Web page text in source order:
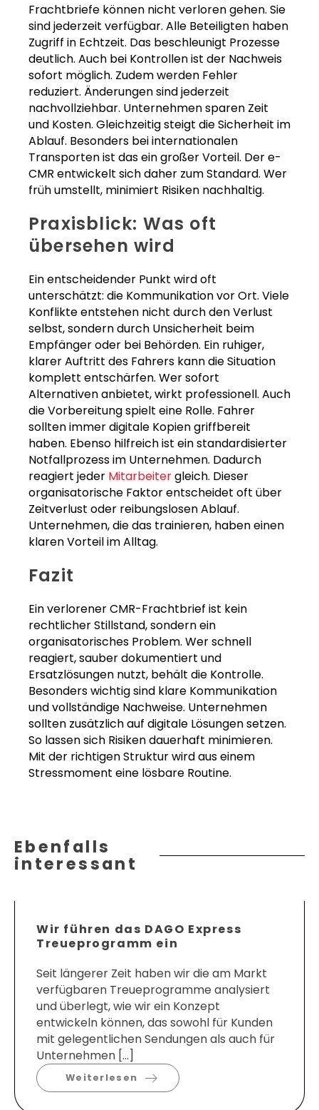
Frachtbriefe können nicht verloren gehen. Sie
sind jederzeit verfügbar. Alle Beteiligten haben
Zugriff in Echtzeit. Das beschleunigt Prozesse
deutlich. Auch bei Kontrollen ist der Nachweis
sofort möglich. Zudem werden Fehler
reduziert. Änderungen sind jederzeit
nachvollziehbar. Unternehmen sparen Zeit
und Kosten. Gleichzeitig steigt die Sicherheit im
Ablauf. Besonders bei internationalen
Transporten ist das ein großer Vorteil. Der e-
CMR entwickelt sich daher zum Standard. Wer
früh umstellt, minimiert Risiken nachhaltig.
Praxisblick: Was oft
übersehen wird
Ein entscheidender Punkt wird oft
unterschätzt: die Kommunikation vor Ort. Viele
Konflikte entstehen nicht durch den Verlust
selbst, sondern durch Unsicherheit beim
Empfänger oder bei Behörden. Ein ruhiger,
klarer Auftritt des Fahrers kann die Situation
komplett entschärfen. Wer sofort
Alternativen anbietet, wirkt professionell. Auch
die Vorbereitung spielt eine Rolle. Fahrer
sollten immer digitale Kopien griffbereit
haben. Ebenso hilfreich ist ein standardisierter
Notfallprozess im Unternehmen. Dadurch
reagiert jeder Mitarbeitergleich. Dieser
organisatorische Faktor entscheidet oft über
Zeitverlust oder reibungslosen Ablauf.
Unternehmen, die das trainieren, haben einen
klaren Vorteil im Alltag.
Fazit
Ein verlorener CMR-Frachtbrief ist kein
rechtlicher Stillstand, sondern ein
organisatorisches Problem. Wer schnell
reagiert, sauber dokumentiert und
Ersatzlösungen nutzt, behält die Kontrolle.
Besonders wichtig sind klare Kommunikation
und vollständige Nachweise. Unternehmen
sollten zusätzlich auf digitale Lösungen setzen.
So lassen sich Risiken dauerhaft minimieren.
Mit der richtigen Struktur wird aus einem
Stressmoment eine lösbare Routine.
Ebenfalls
interessant
Wir führen das DAGO Express
Treueprogramm ein
Seit längerer Zeit haben wir die am Markt
verfügbaren Treueprogramme analysiert
und überlegt, wie wir ein Konzept
entwickeln können, das sowohl für Kunden
mit gelegentlichen Sendungen als auch für
Unternehmen […]
Weiterlesen